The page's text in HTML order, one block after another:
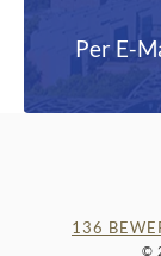
Per E-
136
©